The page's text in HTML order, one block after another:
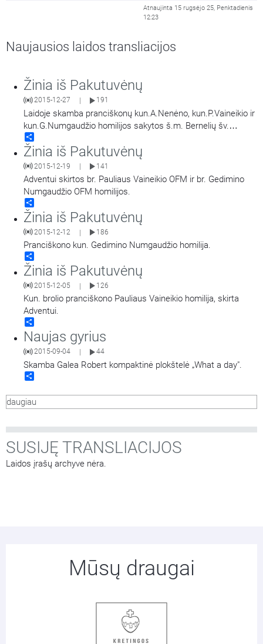
Atnaujinta 15 rugsėjo 25, Penktadienis
12:23
Naujausios laidos transliacijos
Žinia iš Pakutuvėnų
2015-12-27 191
Laidoje skamba pranciškonų kun.A.Nenėno, kun.P.Vaineikio ir
kun.G.Numgaudžio homilijos sakytos š.m. Bernelių šv.
Mišiose Pakutuvėnuose.
Žinia iš Pakutuvėnų
2015-12-19 141
Adventui skirtos br. Pauliaus Vaineikio OFM ir br. Gedimino
Numgaudžio OFM homilijos.
Žinia iš Pakutuvėnų
2015-12-12 | 186
Pranciškono kun. Gedimino Numgaudžio homilija.
Žinia iš Pakutuvėnų
2015-12-05 | 126
Kun. brolio pranciškono Pauliaus Vaineikio homilija, skirta
Adventui.
Naujas gyrius
2015-09-04 44
Skamba Galea Robert kompaktinė plokštelė „What a day".
daugiau
SUSIJĘ TRANSLIACIJOS
Laidos įrašų archyve nėra.
Mūsų draugai